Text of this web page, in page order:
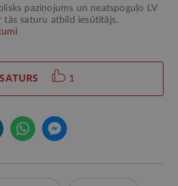
paziņojums un neatspoguļo LV
tās saturu atbild iesūtītājs.
1